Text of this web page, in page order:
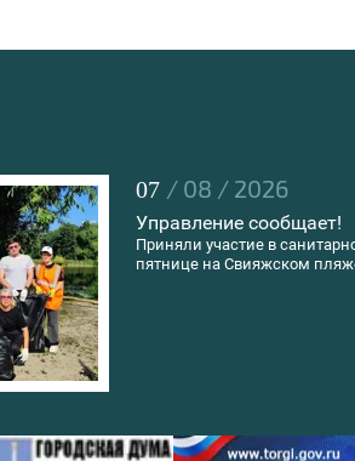
07 / 08 / 2026
Управление сообщает!
Приняли участие в
пятнице на Свияжском